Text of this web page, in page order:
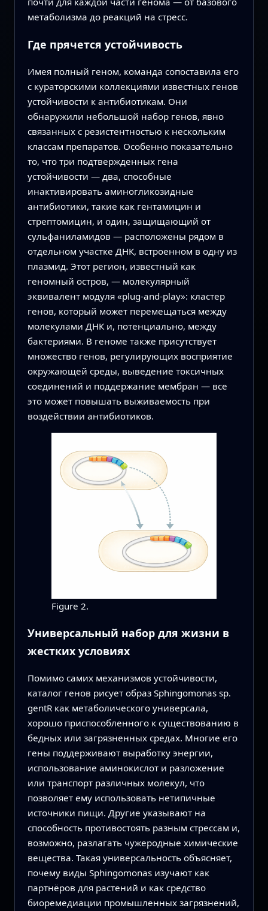
метаболизма до реакций на стресс.
Где прячется устойчивость
Имея полный геном, команда сопоставила его
с кураторскими коллекциями известных генов
устойчивости к антибиотикам. Они
обнаружили небольшой набор генов, явно
связанных с резистентностью к нескольким
классам препаратов. Особенно показательно
то, что три подтвержденных гена
устойчивости — два, способные
инактивировать аминогликозидные
антибиотики, такие как гентамицин и
стрептомицин, и один, защищающий от
сульфаниламидов — расположены рядом в
отдельном участке ДНК, встроенном в одну из
плазмид. Этот регион, известный как
геномный остров, — молекулярный
эквивалент модуля «plug-and-play»: кластер
генов, который может перемещаться между
молекулами ДНК и, потенциально, между
бактериями. В геноме также присутствует
множество генов, регулирующих восприятие
окружающей среды, выведение токсичных
соединений и поддержание мембран — все
это может повышать выживаемость при
воздействии антибиотиков.
Figure 2.
Универсальный набор для жизни в
жестких условиях
Помимо самих механизмов устойчивости,
каталог генов рисует образ Sphingomonas sp.
gentR как метаболического универсала,
хорошо приспособленного к существованию в
бедных или загрязненных средах. Многие его
гены поддерживают выработку энергии,
использование аминокислот и разложение
или транспорт различных молекул, что
позволяет ему использовать нетипичные
источники пищи. Другие указывают на
способность противостоять разным стрессам и,
возможно, разлагать чужеродные химические
вещества. Такая универсальность объясняет,
почему виды Sphingomonas изучают как
партнёров для растений и как средство
биоремедиации промышленных загрязнений,